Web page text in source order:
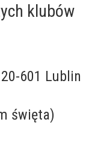
klubów
601 Lublin
święta)